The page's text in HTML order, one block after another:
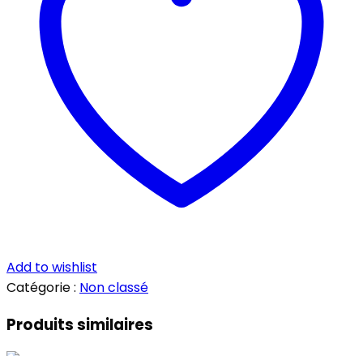
Add to wishlist
Catégorie : Non classé
Produits similaires